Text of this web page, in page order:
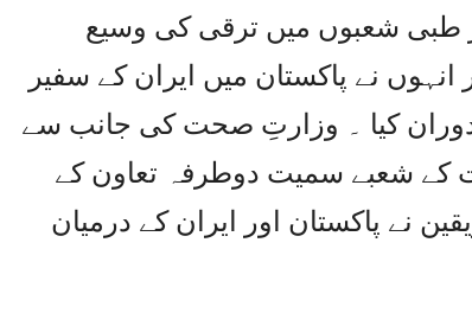
طبی شعبوں میں ترقی کی وسیع
نے پاکستان میں ایران کے سفیر
دوران کیا ۔ وزارتِ صحت کی جانب سے
کے شعبے سمیت دوطرفہ تعاون کے
نے پاکستان اور ایران کے درمیان